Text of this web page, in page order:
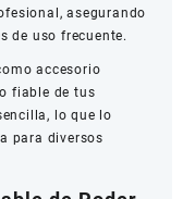
asegurando
de uso frecuente.
accesorio
fiable de tus
lo que lo
para diversos